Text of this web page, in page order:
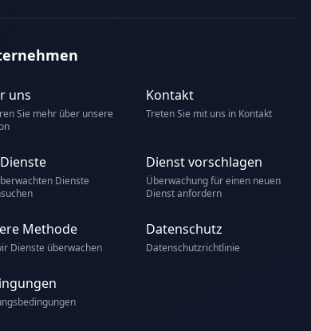
uns
Sie mehr über unsere
Kontakt
Treten Sie mit uns in Kontakt
Dienste
Dienst vorschlagen
Überwachung für einen neuen
Dienst anfordern
Methode
Dienste überwachen
Datenschutz
Datenschutzrichtlinie